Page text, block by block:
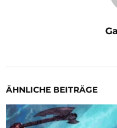
ÄHNLICHE BEITRÄGE